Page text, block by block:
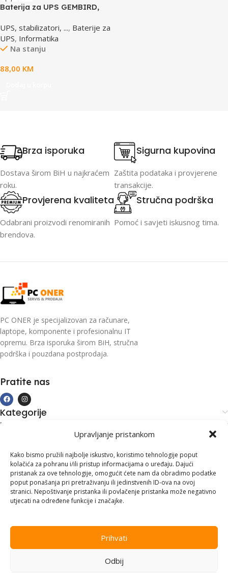
Upravljanje pristankom
Kako bismo pružili najbolje iskustvo, koristimo tehnologije poput
kolačića za pohranu i/ili pristup informacijama o uređaju. Dajući
pristanak za ove tehnologije, omogućit ćete nam da obradimo podatke
poput ponašanja pri pretraživanju ili jedinstvenih ID-ova na ovoj
stranici. Nepoštivanje pristanka ili povlačenje pristanka može negativno
utjecati na određene funkcije i značajke.
Prihvati
Odbij
Baterija za UPS GEMBIRD,
UPS, stabilizatori, ..., Baterije za
UPS, Informatika
Na stanju
88,00 KM
Brza isporuka
Dostava širom BiH u najkraćem
roku.
Sigurna kupovina
Zaštita podataka i provjerene
transakcije.
Provjerena kvaliteta
Odabrani proizvodi renomiranih
brendova.
Stručna podrška
Pomoć i savjeti iskusnog tima.
PC ONER je specijalizovan za računare,
laptope, komponente i profesionalnu IT
opremu. Brza isporuka širom BiH, stručna
podrška i pouzdana postprodaja.
Pratite nas
Kategorije
Kupovina i podrška
Kontakt informacije
Branilaca Bosne, 75 300 Lukavac
+387 35 555 999
info@pconer.ba